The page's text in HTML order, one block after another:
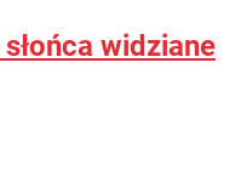
widziane